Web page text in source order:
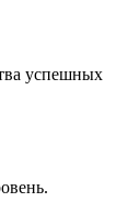
успешных